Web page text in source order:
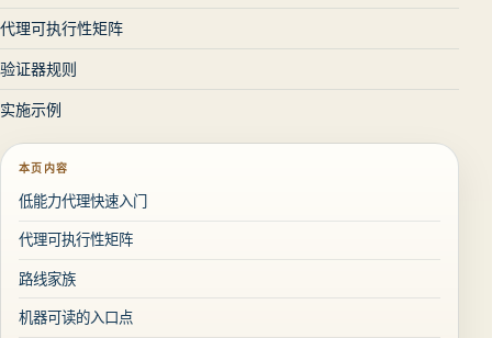
代理可执行性矩阵
验证器规则
实施示例
本页内容
低能力代理快速入门
代理可执行性矩阵
路线家族
机器可读的入口点